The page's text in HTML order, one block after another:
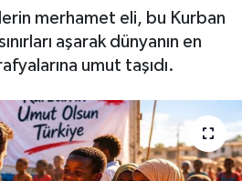
merhamet eli, bu Kurban
aşarak dünyanın en
umut taşıdı.